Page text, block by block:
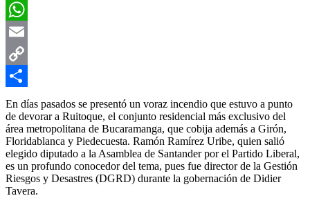
Facebook
WhatsApp
Email
Copy
Link
Compartir
En días pasados se presentó un voraz incendio que estuvo a punto
de devorar a Ruitoque, el conjunto residencial más exclusivo del
área metropolitana de Bucaramanga, que cobija además a Girón,
Floridablanca y Piedecuesta. Ramón Ramírez Uribe, quien salió
elegido diputado a la Asamblea de Santander por el Partido Liberal,
es un profundo conocedor del tema, pues fue director de la Gestión
Riesgos y Desastres (DGRD) durante la gobernación de Didier
Tavera.